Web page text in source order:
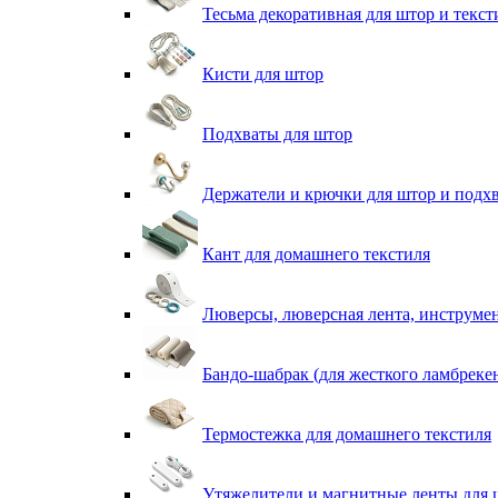
Тесьма декоративная для штор и
Кисти для штор
Подхваты для штор
Держатели и крючки для штор и
Кант для домашнего текстиля
Люверсы, люверсная лента,
Бандо-шабрак (для жесткого
Термостежка для домашнего текстиля
Утяжелители и магнитные ленты для